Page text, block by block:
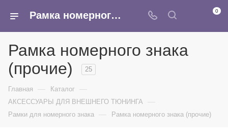
Рамка номерного знака (прочие) - купить оптом в интернет-магазине Армина 0
Рамка номерного знака
(прочие)
25
Главная — Каталог —
АКСЕССУАРЫ ДЛЯ ВНЕШНЕГО ТЮНИНГА —
Рамки для номерного знака — Рамка номерного знака (прочие)